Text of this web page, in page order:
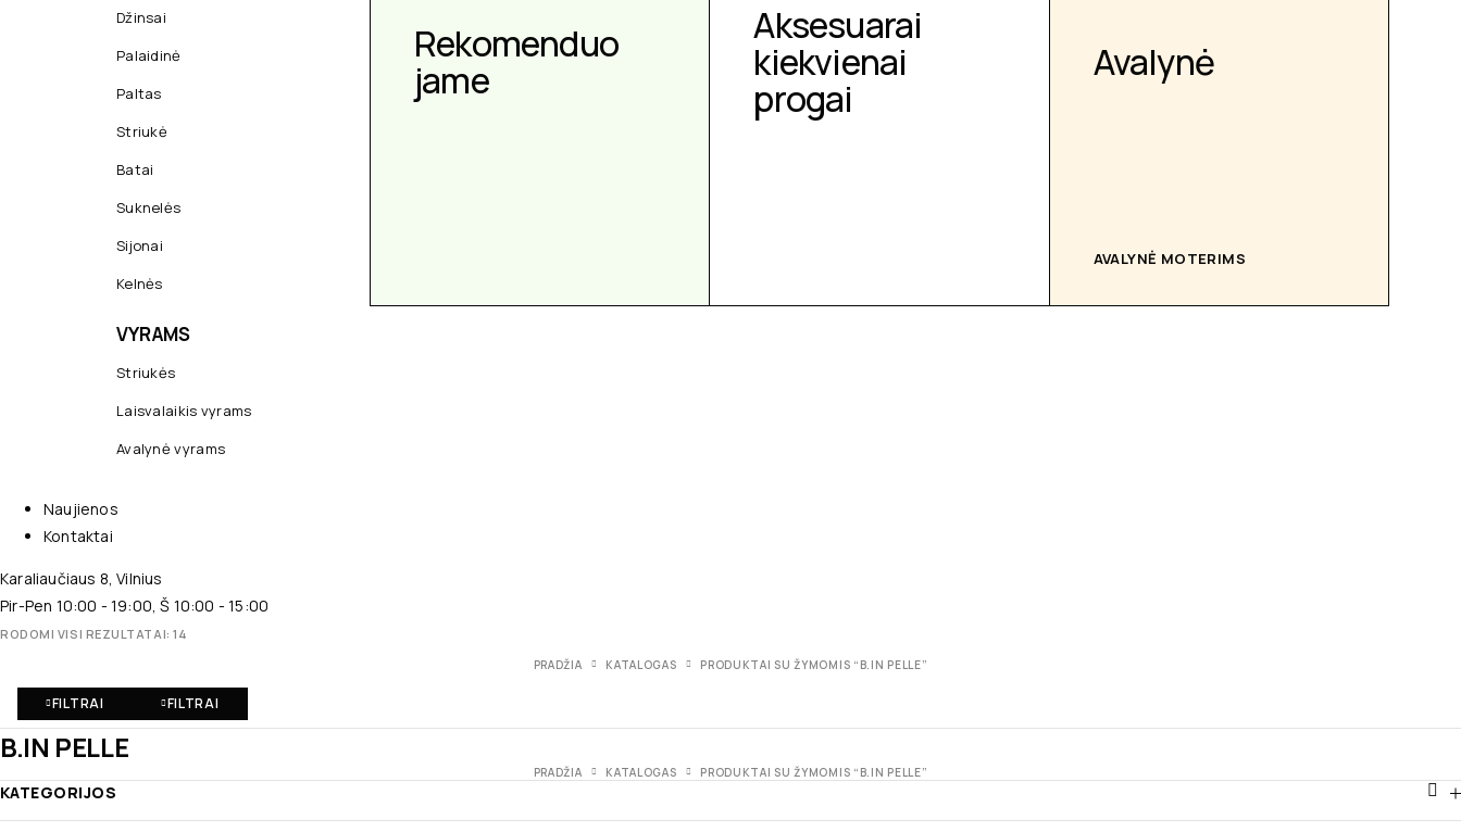
Džinsai
Palaidinė
Paltas
Striukė
Batai
Suknelės
Sijonai
Kelnės
VYRAMS
Striukės
Laisvalaikis vyrams
Avalynė vyrams
Rekomenduo
jame
Aksesuarai
kiekvienai
progai
Avalynė
AVALYNĖ MOTERIMS
Naujienos
Kontaktai
Karaliaučiaus 8, Vilnius
Pir-Pen 10:00 - 19:00, Š 10:00 - 15:00
RODOMI VISI REZULTATAI: 14
PRADŽIA KATALOGAS PRODUKTAI SU ŽYMOMIS “B.IN PELLE”
FILTRAI FILTRAI
B.IN PELLE
PRADŽIA KATALOGAS PRODUKTAI SU ŽYMOMIS “B.IN PELLE”
KATEGORIJOS